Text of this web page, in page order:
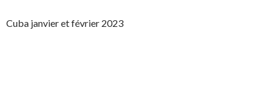
Cuba janvier et février 2023